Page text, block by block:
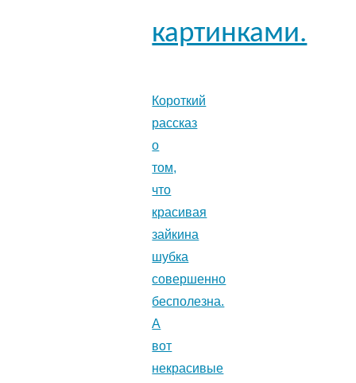
картинками.
Короткий
рассказ
о
том,
что
красивая
зайкина
шубка
совершенно
бесполезна.
А
вот
некрасивые